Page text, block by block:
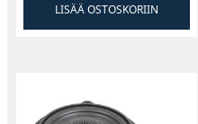
LISÄÄ OSTOSKORIIN